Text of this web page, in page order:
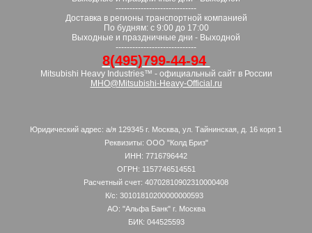
-----------------------------
Доставка в регионы транспортной компанией
По будням: с 9:00 до 17:00
Выходные и праздничные дни - Выходной
-----------------------------
8(495)799-44-94
Mitsubishi Heavy Industries™ - официальный сайт в России
MHO@Mitsubishi-Heavy-Official.ru
Юридический адрес: а/я 129345 г. Москва, ул. Тайнинская, д. 16 корп 1
Реквизиты: ООО "Колд Бриз"
ИНН: 7716796442
ОГРН: 1157746514551
Расчетный счет: 40702810902310000408
К/с: 30101810200000000593
АО: "Альфа Банк" г. Москва
БИК: 044525593